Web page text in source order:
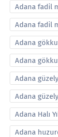
Adana fadil
Adana fadil
Adana
Adana
Adana
Adana
Adana Halı
Adana